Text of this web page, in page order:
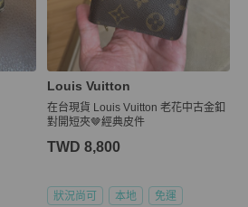
Louis Vuitton
在台現貨 Louis Vuitton 老花中古金釦
對開短夾🤎經典皮件
TWD 8,800
狀況尚可 本地 免運